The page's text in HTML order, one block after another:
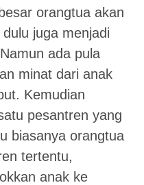
orangtua akan
juga menjadi
ada pula
minat dari anak
Kemudian
pesantren yang
biasanya orangtua
tertentu,
anak ke